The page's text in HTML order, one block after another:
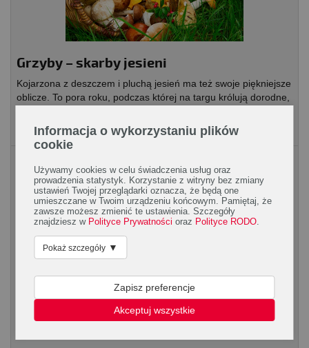
Grzyby – skarby jesieni
Kojarzona z deszczem i pluchą jesień ma też swoje piękniejsze
oblicze. To pora roku, podczas której na targu królują dorodne,
Aloes – dobrodziejstwo soczystych liści
Mięsiste liście aloesu posiadają wiele cennych dla zdrowia
właściwości. Aloes do picia to dobroczynny sok aloesowy, który
Informacja o wykorzystaniu plików
cookie
Używamy cookies w celu świadczenia usług oraz
prowadzenia statystyk. Korzystanie z witryny bez zmiany
ustawień Twojej przeglądarki oznacza, że będą one
umieszczane w Twoim urządzeniu końcowym. Pamiętaj, że
zawsze możesz zmienić te ustawienia. Szczegóły
znajdziesz w Polityce Prywatności oraz Polityce RODO
Pokaż szczegóły ▼
Zapisz preferencje
Akceptuj wszystkie